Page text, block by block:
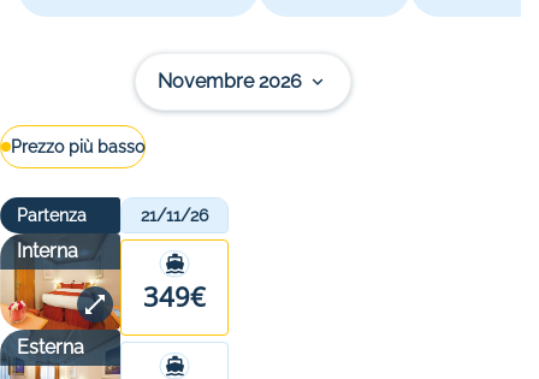
Prezzo più basso
Novembre 2026
Partenza
Interna
Esterna
21/11/26
349€